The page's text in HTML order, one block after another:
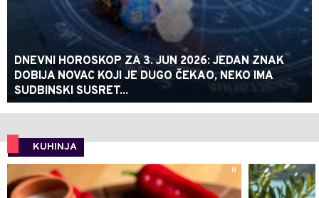
DNEVNI HOROSKOP ZA 3. JUN 2026: JEDAN ZNAK
DOBIJA NOVAC KOJI JE DUGO ČEKAO, NEKO IMA
SUDBINSKI SUSRET...
KUHINJA
0